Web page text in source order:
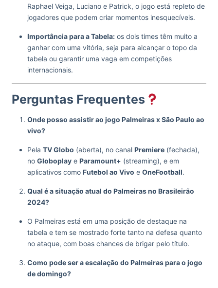
Raphael Veiga, Luciano e Patrick, o jogo está repleto de
jogadores que podem criar momentos inesquecíveis.
Importância para a Tabela: os dois times têm muito a
ganhar com uma vitória, seja para alcançar o topo da
tabela ou garantir uma vaga em competições
internacionais.
Perguntas Frequentes
Onde posso assistir ao jogo Palmeiras x São Paulo ao
vivo?
Pela TV Globo (aberta), no canal Premiere (fechada),
no Globoplay e Paramount+ (streaming), e em
aplicativos como Futebol ao Vivo e OneFootball.
Qual é a situação atual do Palmeiras no Brasileirão
2024?
O Palmeiras está em uma posição de destaque na
tabela e tem se mostrado forte tanto na defesa quanto
no ataque, com boas chances de brigar pelo título.
Como pode ser a escalação do Palmeiras para o jogo
de domingo?